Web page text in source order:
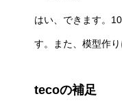
はい、できます。
す。また、模型作
tecoの補足